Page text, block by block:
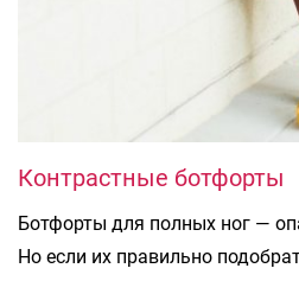
Контрастные ботфорты
Ботфорты для полных ног —
Но если их правильно